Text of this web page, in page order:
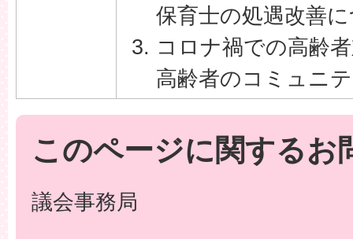
保育士の処遇改善
コロナ禍での高齢
高齢者のコミュニ
このページに関するお
議会事務局